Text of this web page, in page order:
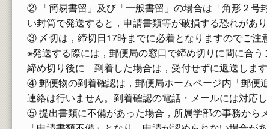
② 「簡易書留」及び「一般書留」の場合は「角形２号
い封筒で発送すると，申請書類等が破損する恐れがあり
③ 〆切は，締切日17時までに必着となりますのでご注
※発送する際には，郵便局の窓口で締め切りに間に合う
締め切り後に 到着した場合は，受付せずに返送します
④ 郵便物の到着確認は，郵便局ホームページ内「郵便
連絡は行いません。到着確認の電話・メールには対応し
⑤ 提出書類に不備があった場合，所属学部の事務から